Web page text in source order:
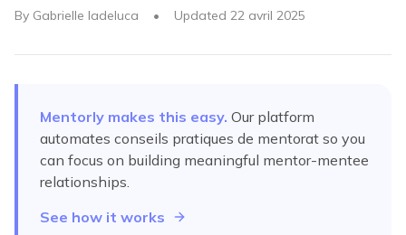
By Gabrielle Iadeluca • Updated 22 avril 2025
Mentorly makes this easy. Our platform
automates conseils pratiques de mentorat so you
can focus on building meaningful mentor-mentee
relationships.
See how it works